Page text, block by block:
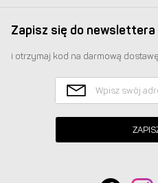
Zapisz się do newslettera
i otrzymaj kod na darmową